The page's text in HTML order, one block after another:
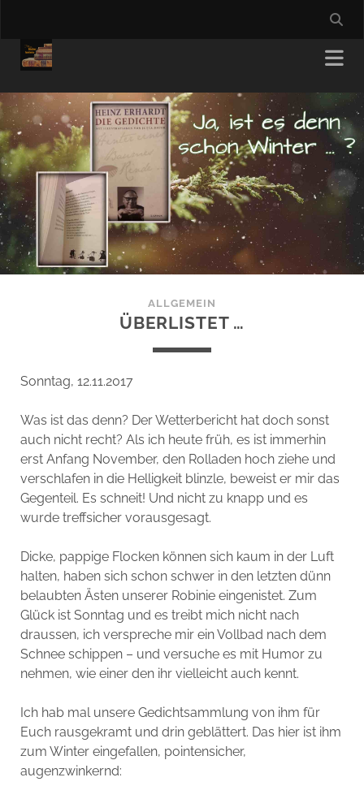
ALLGEMEIN
ÜBERLISTET …
Sonntag, 12.11.2017
Was ist das denn? Der Wetterbericht hat doch sonst
auch nicht recht? Als ich heute früh, es ist immerhin
erst Anfang November, den Rolladen hoch ziehe und
verschlafen in die Helligkeit blinzle, beweist er mir das
Gegenteil. Es schneit! Und nicht zu knapp und es
wurde treffsicher vorausgesagt.
Dicke, pappige Flocken können sich kaum in der Luft
halten, haben sich schon schwer in den letzten dünn
belaubten Ästen unserer Robinie eingenistet. Zum
Glück ist Sonntag und es treibt mich nicht nach
draussen, ich verspreche mir ein Vollbad nach dem
Schnee schippen – und versuche es mit Humor zu
nehmen, wie einer den ihr vielleicht auch kennt.
Ich hab mal unsere Gedichtsammlung von ihm für
Euch rausgekramt und drin geblättert. Das hier ist ihm
zum Winter eingefallen, pointensicher,
augenzwinkernd: